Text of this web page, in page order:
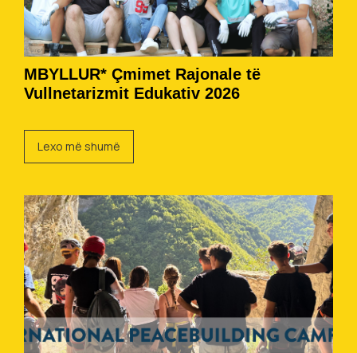
MBYLLUR* Çmimet Rajonale të
Vullnetarizmit Edukativ 2026
Lexo më shumë